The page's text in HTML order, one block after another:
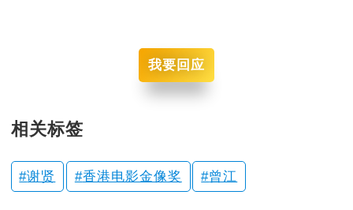
我要回应
相关标签
谢贤 香港电影金像奖 曾江